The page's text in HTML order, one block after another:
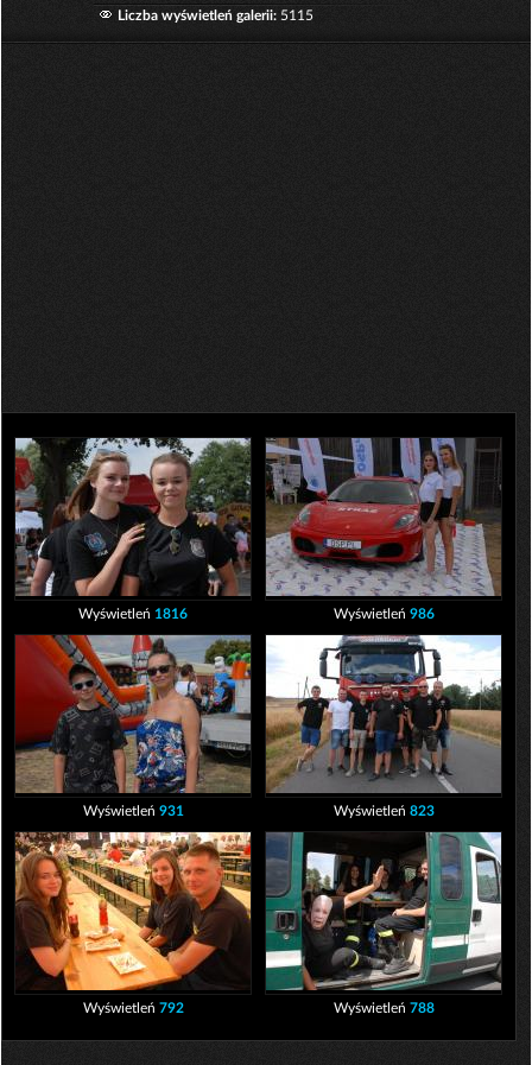
Liczba wyświetleń galerii: 5115
Wyświetleń 1816 Wyświetleń 986
Wyświetleń 931 Wyświetleń 823
Wyświetleń 792 Wyświetleń 788